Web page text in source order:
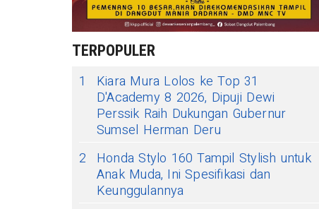
TERPOPULER
1
Kiara Mura Lolos ke Top 31
D'Academy 8 2026, Dipuji Dewi
Perssik Raih Dukungan Gubernur
Sumsel Herman Deru
2
Honda Stylo 160 Tampil Stylish untuk
Anak Muda, Ini Spesifikasi dan
Keunggulannya